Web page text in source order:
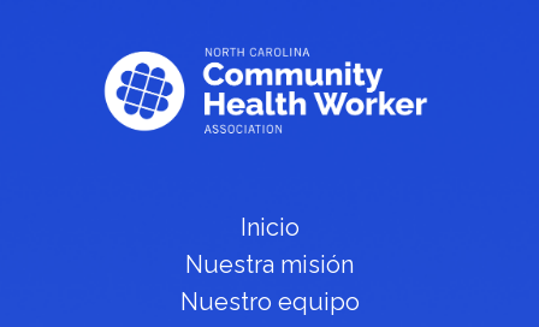
Inicio
Nuestra misión
Nuestro equipo